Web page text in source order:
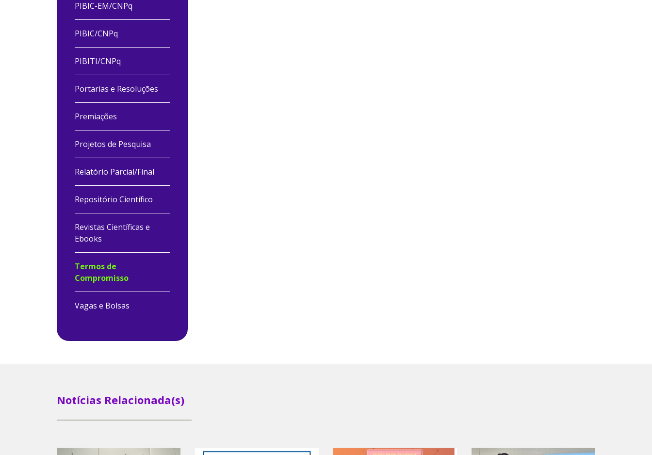
PIBIC-EM/CNPq
PIBIC/CNPq
PIBITI/CNPq
Portarias e Resoluções
Premiações
Projetos de Pesquisa
Relatório Parcial/Final
Repositório Científico
Revistas Científicas e
Ebooks
Termos de
Compromisso
Vagas e Bolsas
Notícias Relacionada(s)